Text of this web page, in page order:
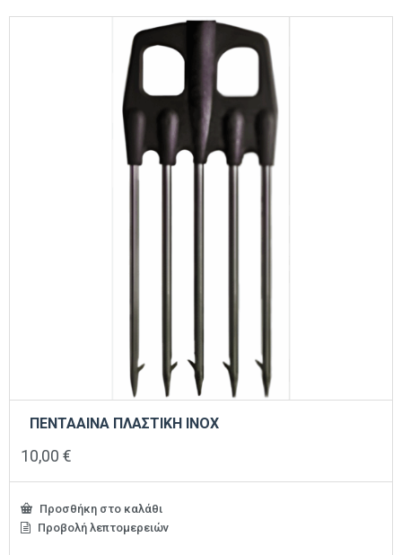
ΠΕΝΤΑΑΙΝΑ ΠΛΑΣΤΙΚΗ INOX
10,00 €
Προσθήκη στο καλάθι
Προβολή λεπτομερειών